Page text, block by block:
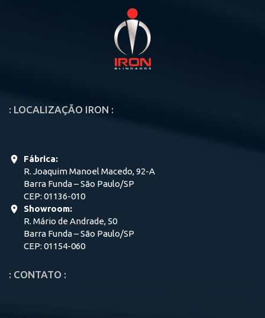
: LOCALIZAÇÃO IRON :
Fábrica:
R. Joaquim Manoel Macedo, 92-A
Barra Funda – São Paulo/SP
CEP: 01136-010
Showroom:
R. Mário de Andrade, 50
Barra Funda – São Paulo/SP
CEP: 01154-060
: CONTATO :